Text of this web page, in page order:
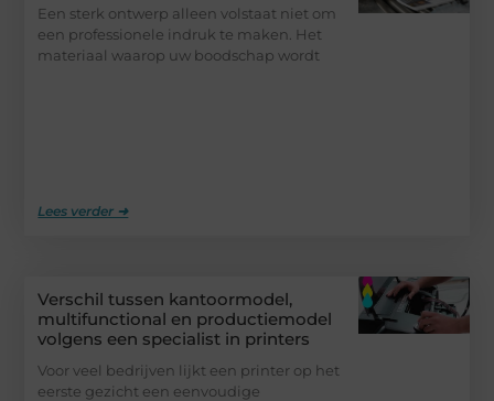
Een sterk ontwerp alleen volstaat niet om
een professionele indruk te maken. Het
materiaal waarop uw boodschap wordt
Lees verder ➜
Verschil tussen kantoormodel,
multifunctional en productiemodel
volgens een specialist in printers
Voor veel bedrijven lijkt een printer op het
eerste gezicht een eenvoudige